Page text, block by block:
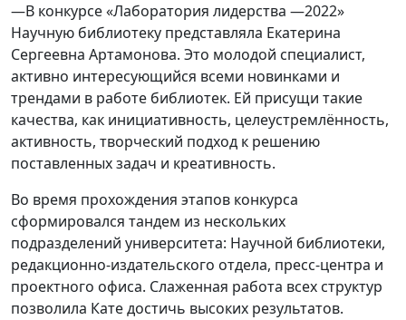
—В конкурсе «Лаборатория лидерства —2022»
Научную библиотеку представляла Екатерина
Сергеевна Артамонова. Это молодой специалист,
активно интересующийся всеми новинками и
трендами в работе библиотек. Ей присущи такие
качества, как инициативность, целеустремлённость,
активность, творческий подход к решению
поставленных задач и креативность.
Во время прохождения этапов конкурса
сформировался тандем из нескольких
подразделений университета: Научной библиотеки,
редакционно-издательского отдела, пресс-центра и
проектного офиса. Слаженная работа всех структур
позволила Кате достичь высоких результатов.